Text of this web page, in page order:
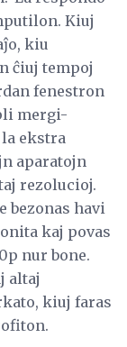
Kiuj
kiu
ĉiuj tempoj
fenestron
mergi-
ekstra
aparatojn
rezolucioj.
bezonas havi
kaj povas
nur bone.
altaj
kiuj faras